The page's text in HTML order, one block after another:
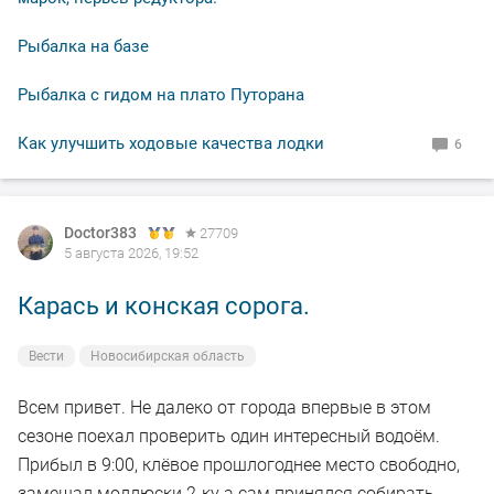
В общем свободное "окно" закрыл рыбалкой, чему и
По уровню воды всё путём, особых спадов и скачков
Рыбакам, НХНЧ и рыбацких дней!
Рыбалка на базе
Рыбалка с гидом на плато Путорана
Как улучшить ходовые качества лодки 6
Doctor383
27709
5 августа 2026, 19:52
Карась и конская сорога.
Вести Новосибирская область
Всем привет. Не далеко от города впервые в этом
сезоне поехал проверить один интересный водоём.
Прибыл в 9:00, клёвое прошлогоднее место свободно,